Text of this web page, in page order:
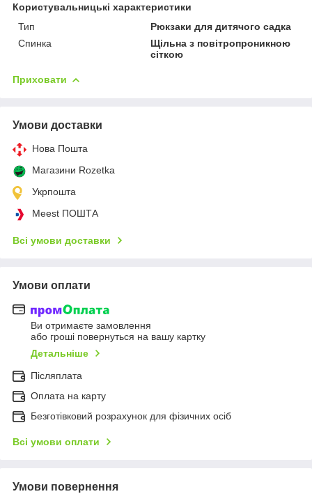
Користувальницькі характеристики
Тип
Рюкзаки для дитячого садка
Спинка
Щільна з повітропроникною
сіткою
Приховати
Умови доставки
Нова Пошта
Магазини Rozetka
Укрпошта
Meest ПОШТА
Всі умови доставки
Умови оплати
Ви отримаєте замовлення
або гроші повернуться на вашу картку
Детальніше
Післяплата
Оплата на карту
Безготівковий розрахунок для фізичних осіб
Всі умови оплати
Умови повернення